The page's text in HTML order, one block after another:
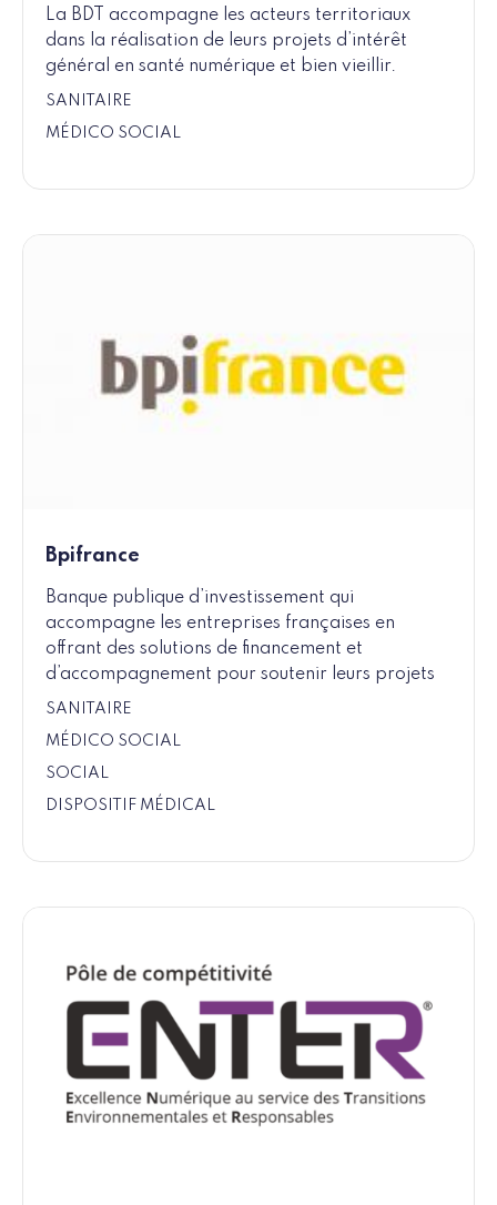
La BDT accompagne les acteurs territoriaux
dans la réalisation de leurs projets d’intérêt
général en santé numérique et bien vieillir.
SANITAIRE
MÉDICO SOCIAL
Bpifrance
Banque publique d’investissement qui
accompagne les entreprises françaises en
offrant des solutions de financement et
d’accompagnement pour soutenir leurs projets
SANITAIRE
MÉDICO SOCIAL
SOCIAL
DISPOSITIF MÉDICAL